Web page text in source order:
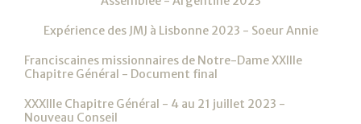
Expérience des JMJ à Lisbonne 2023 - Soeur Annie
Franciscaines missionnaires de Notre-Dame XXIIIe
Chapitre Général - Document final
XXXIIIe Chapitre Général - 4 au 21 juillet 2023 -
Nouveau Conseil